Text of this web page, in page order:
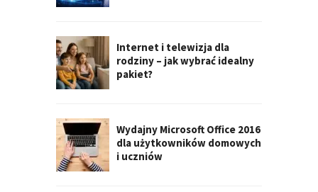
Internet i telewizja dla
rodziny – jak wybrać idealny
pakiet?
Wydajny Microsoft Office 2016
dla użytkowników domowych
i uczniów